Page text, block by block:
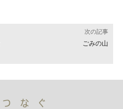
次の記事
ごみの山